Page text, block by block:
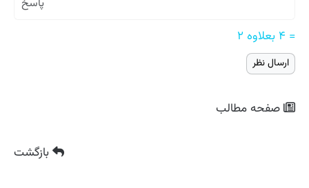
= ۴ بعلاوه ۲
صفحه مطالب
بازگشت